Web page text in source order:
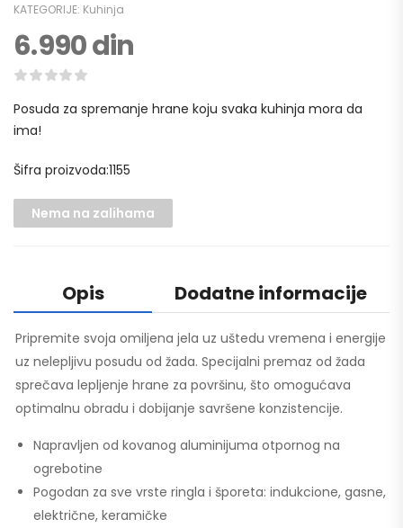
KATEGORIJE: Kuhinja
6.990din
Posuda za spremanje hrane koju svaka kuhinja mora da
ima!
Šifra proizvoda:1155
Nema na zalihama
Opis Dodatne informacije
Pripremite svoja omiljena jela uz uštedu vremena i energije
uz nelepljivu posudu od žada. Specijalni premaz od žada
sprečava lepljenje hrane za površinu, što omogućava
optimalnu obradu i dobijanje savršene konzistencije.
Napravljen od kovanog aluminijuma otpornog na
ogrebotine
Pogodan za sve vrste ringla i šporeta: indukcione, gasne,
električne, keramičke